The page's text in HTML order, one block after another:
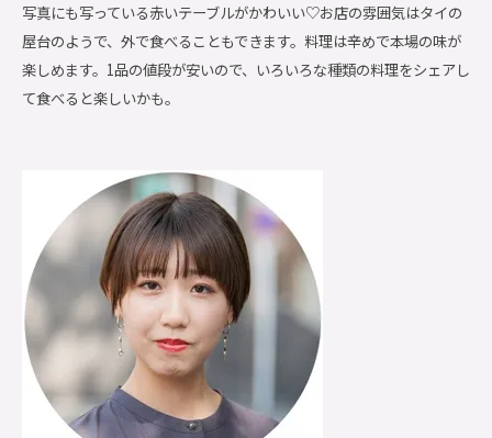
写真にも写っている赤いテーブルがかわいい♡お店の雰囲気はタイの
屋台のようで、外で食べることもできます。料理は辛めで本場の味が
楽しめます。1品の値段が安いので、いろいろな種類の料理をシェアし
て食べると楽しいかも。